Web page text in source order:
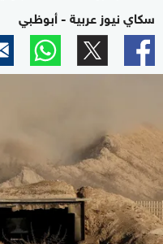
سكاي نيوز عربية - أبوظبي